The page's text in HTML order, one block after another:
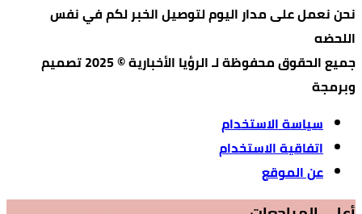
نحن نعمل على مدار اليوم لتوصيل الخبر لكم في نفس
اللحضه
جميع الحقوق محفوظة لـ الرؤيا الأخبارية © 2025 تصميم
وبرمجة
سياسة الاستخدام
اتفاقية الاستخدام
عن الموقع